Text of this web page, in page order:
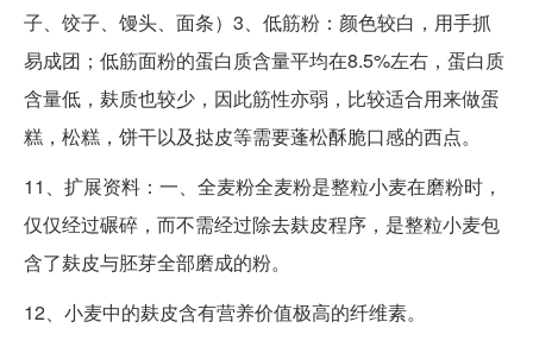
子、饺子、馒头、面条）3、低筋粉：颜色较白，用手抓
易成团；低筋面粉的蛋白质含量平均在8.5%左右，蛋白质
含量低，麸质也较少，因此筋性亦弱，比较适合用来做蛋
糕，松糕，饼干以及挞皮等需要蓬松酥脆口感的西点。
11、扩展资料：一、全麦粉全麦粉是整粒小麦在磨粉时，
仅仅经过碾碎，而不需经过除去麸皮程序，是整粒小麦包
含了麸皮与胚芽全部磨成的粉。
12、小麦中的麸皮含有营养价值极高的纤维素。